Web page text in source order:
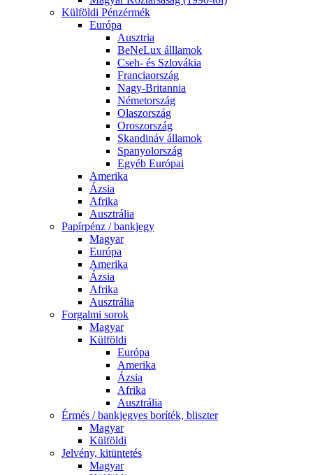
Külföldi Pénzérmék
Európa
Ausztria
BeNeLux álllamok
Cseh- és Szlovákia
Franciaország
Nagy-Britannia
Németország
Olaszország
Oroszország
Skandináv államok
Spanyolország
Egyéb Európai
Amerika
Ázsia
Afrika
Ausztrália
Papírpénz / bankjegy
Magyar
Európa
Amerika
Ázsia
Afrika
Ausztrália
Forgalmi sorok
Magyar
Külföldi
Európa
Amerika
Ázsia
Afrika
Ausztrália
Érmés / bankjegyes boríték, bliszter
Magyar
Külföldi
Jelvény, kitüntetés
Magyar